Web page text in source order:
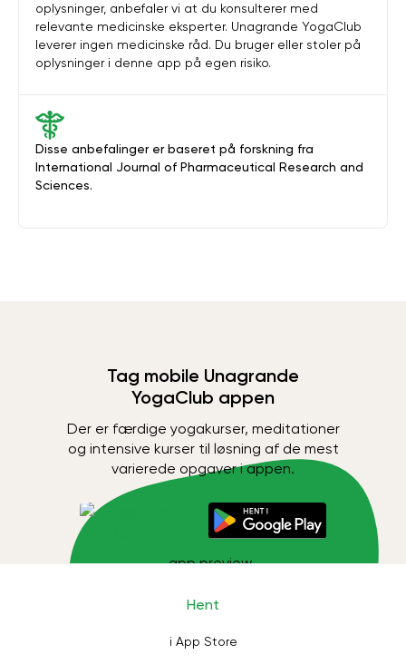
Disse anbefalinger er baseret på forskning fra
International Journal of Pharmaceutical Research and
Sciences.
oplysninger, anbefaler vi at du konsulterer med
relevante medicinske eksperter. Unagrande YogaClub
leverer ingen medicinske råd. Du bruger eller stoler på
oplysninger i denne app på egen risiko.
Tag mobile Unagrande
YogaClub appen
Der er færdige yogakurser, meditationer
og intensive kurser til løsning af de mest
varierede opgaver i appen.
Hent
i App Store